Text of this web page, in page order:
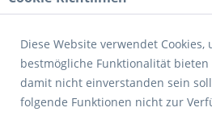
Diese Website verwendet Cookies,
bestmögliche Funktionalität bieten
damit nicht einverstanden sein
folgende Funktionen nicht zur